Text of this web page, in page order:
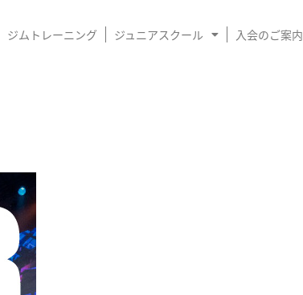
ジムトレーニング ジュニアスクール 入会のご案内